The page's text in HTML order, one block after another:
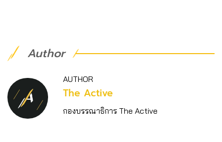
Author
AUTHOR
The Active
กองบรรณาธิการ The Active